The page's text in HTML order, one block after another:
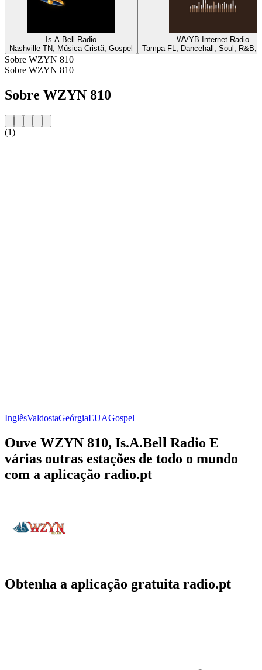
Is.A.Bell Radio
Nashville TN, Música Cristã, Gospel
WVYB Internet Radio
Tampa FL, Dancehall, Soul, R&B,
Sobre WZYN 810
Sobre WZYN 810
Sobre WZYN 810
(1)
InglêsValdostaGeórgiaEUAGospel
Ouve WZYN 810, Is.A.Bell Radio E
várias outras estações de todo o mundo
com a aplicação radio.pt
Obtenha a aplicação gratuita radio.pt